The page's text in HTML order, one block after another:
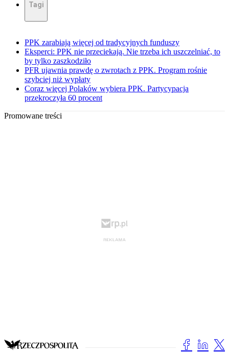
Tagi
PPK zarabiają więcej od tradycyjnych funduszy
Eksperci: PPK nie przeciekają. Nie trzeba ich uszczelniać, to
by tylko zaszkodziło
PFR ujawnia prawdę o zwrotach z PPK. Program rośnie
szybciej niż wypłaty
Coraz więcej Polaków wybiera PPK. Partycypacja
przekroczyła 60 procent
Promowane treści